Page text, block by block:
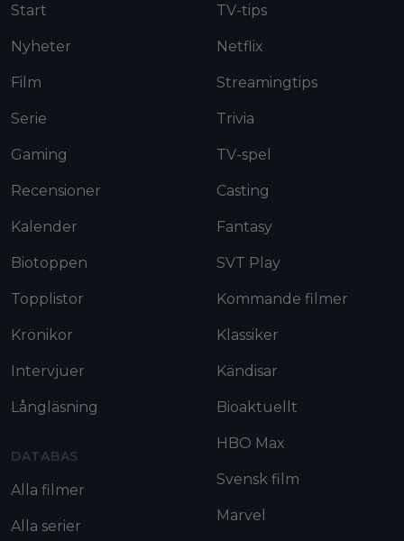
Start
Nyheter
Film
Serie
Gaming
Recensioner
Kalender
Biotoppen
Topplistor
Krönikor
Intervjuer
Långläsning
DATABAS
Alla filmer
Alla serier
TV-tips
Netflix
Streamingtips
Trivia
TV-spel
Casting
Fantasy
SVT Play
Kommande filmer
Klassiker
Kändisar
Bioaktuellt
HBO Max
Svensk film
Marvel